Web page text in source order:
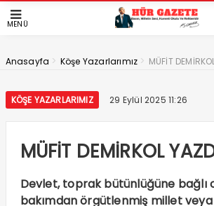
MENÜ
Anasayfa > Köşe Yazarlarımız > MÜFİT
KÖŞE YAZARLARIMIZ 29 Eylül 2025 11:26
MÜFİT DEMİRKOL
Devlet, toprak bütünlüğüne bağlı
bakımdan örgütlenmiş millet